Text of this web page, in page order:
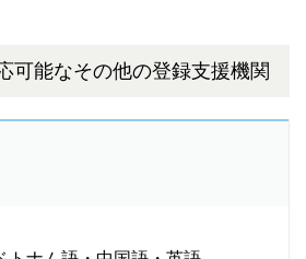
可能なその他の登録支援機関